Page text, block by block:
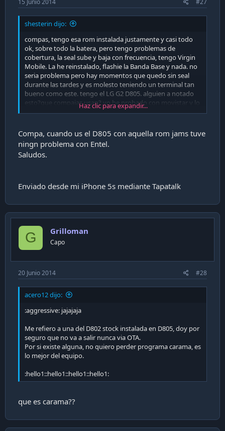
15 Junio 2014 #27
shesterin dijo:
compas, tengo esa rom instalada justamente y casi todo
ok, sobre todo la batera, pero tengo problemas de
cobertura, la seal sube y baja con frecuencia, tengo Virgin
Mobile. La he reinstalado, flashie la Banda Base y nada. no
seria problema pero hay momentos que quedo sin seal
durante las tardes y es molesto teniendo un terminal tan
bueno como este. tengo el LG G2 D805. alguien a notado
esto?que compaias usan? yo he probado con movistar y lo
mismo aunque virgin ocupa las antenas de movistar.
Haz clic para expandir...
Compa, cuando us el D805 con aquella rom jams tuve
ningn problema con Entel.
Saludos.
Enviado desde mi iPhone 5s mediante Tapatalk
G Grilloman
Capo
20 Junio 2014 #28
acero12 dijo:
:aggressive: jajajaja
Me refiero a una del D802 stock instalada en D805, doy por
seguro que no va a salir nunca via OTA.
Por si existe alguna, no quiero perder programa carama, es
lo mejor del equipo.
:hello1::hello1::hello1::hello1:
que es carama??